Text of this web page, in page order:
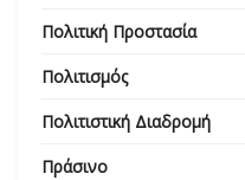
Πολιτική Προστασία
Πολιτισμός
Πολιτιστική Διαδρομή
Πράσινο